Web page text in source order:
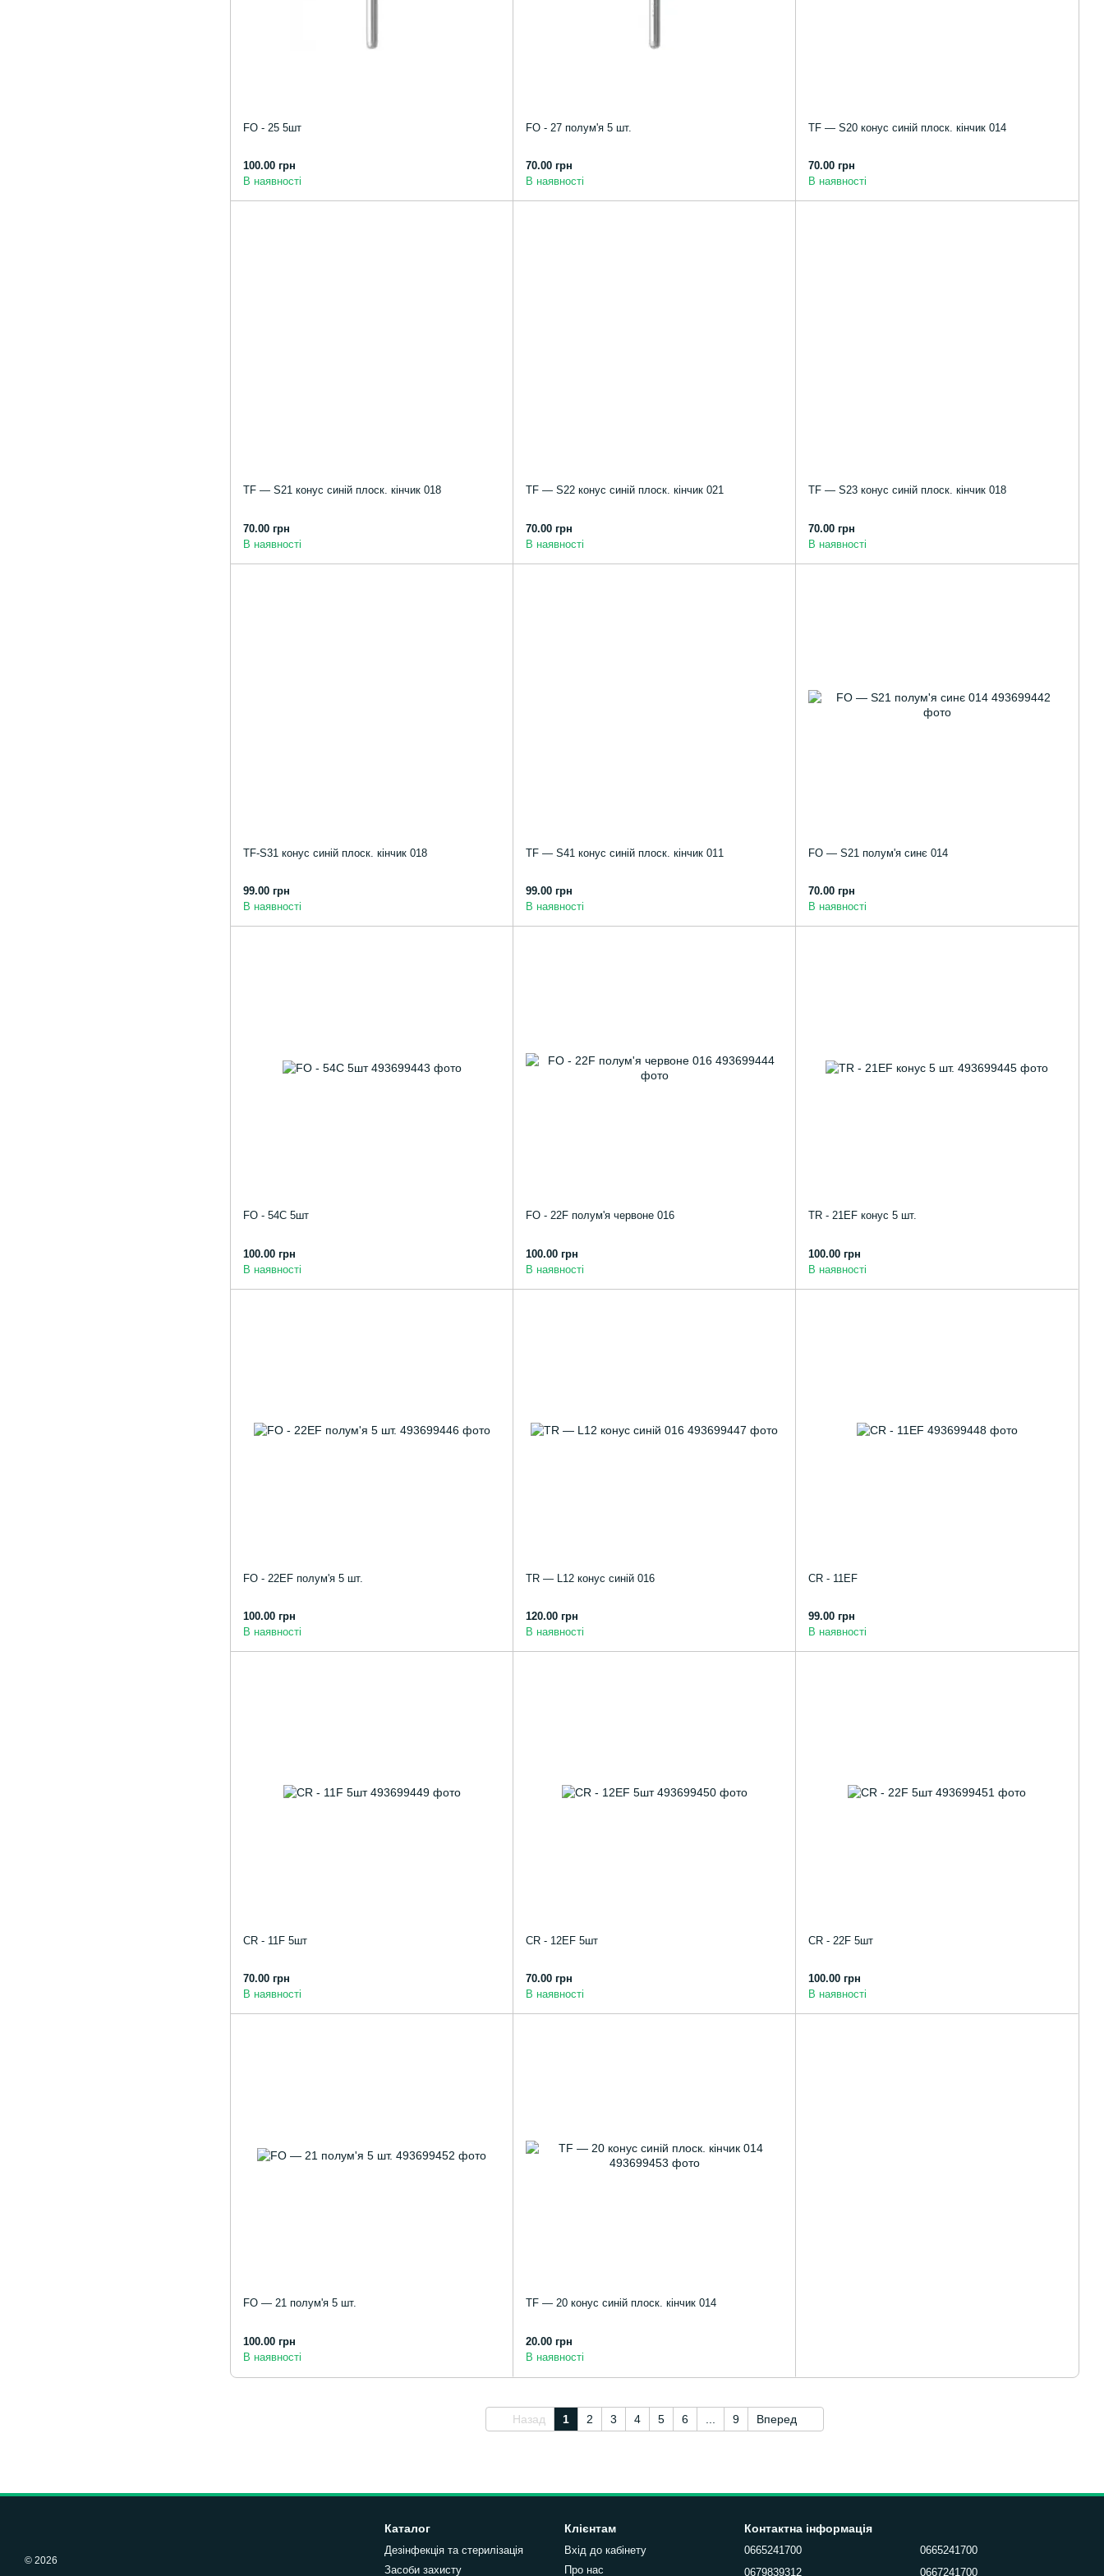
FO - 25 5шт
100.00 грн
В наявності
FO - 27 полум'я 5 шт.
70.00 грн
В наявності
TF — S20 конус синій плоск. кінчик 014
70.00 грн
В наявності
TF — S21 конус синій плоск. кінчик 018
70.00 грн
В наявності
TF — S22 конус синій плоск. кінчик 021
70.00 грн
В наявності
TF — S23 конус синій плоск. кінчик 018
70.00 грн
В наявності
TF-S31 конус синій плоск. кінчик 018
99.00 грн
В наявності
TF — S41 конус синій плоск. кінчик 011
99.00 грн
В наявності
FO — S21 полум'я синє 014
70.00 грн
В наявності
FO - 54С 5шт
100.00 грн
В наявності
FO - 22F полум'я червоне 016
100.00 грн
В наявності
TR - 21EF конус 5 шт.
100.00 грн
В наявності
FO - 22EF полум'я 5 шт.
100.00 грн
В наявності
TR — L12 конус синій 016
120.00 грн
В наявності
CR - 11EF
99.00 грн
В наявності
CR - 11F 5шт
70.00 грн
В наявності
CR - 12EF 5шт
70.00 грн
В наявності
CR - 22F 5шт
100.00 грн
В наявності
FO — 21 полум'я 5 шт.
100.00 грн
В наявності
TF — 20 конус синій плоск. кінчик 014
20.00 грн
В наявності
Назад 1 2 3 4 5 6 9 Вперед
© 2026
Каталог
Дезінфекція та стерилізація
Засоби захисту
Клієнтам
Вхід до кабінету
Про нас
Контактна інформація
0665241700
0679839312
0665241700
0667241700